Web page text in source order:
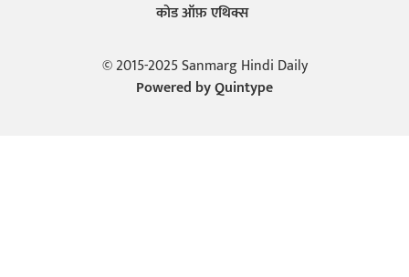
कोड ऑफ़ एथिक्स
© 2015-2025 Sanmarg Hindi Daily
Powered byQuintype